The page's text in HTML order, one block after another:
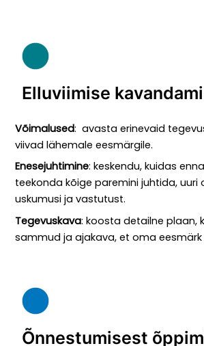
Elluviimise
Võimalused: avasta erinevaid
viivad lähemale eesmärgile.
Enesejuhtimine: keskendu, kuidas
teekonda kõige paremini juhtida, uuri
uskumusi ja vastutust.
Tegevuskava: koosta detailne plaan,
sammud ja ajakava, et oma
Õnnestumisest